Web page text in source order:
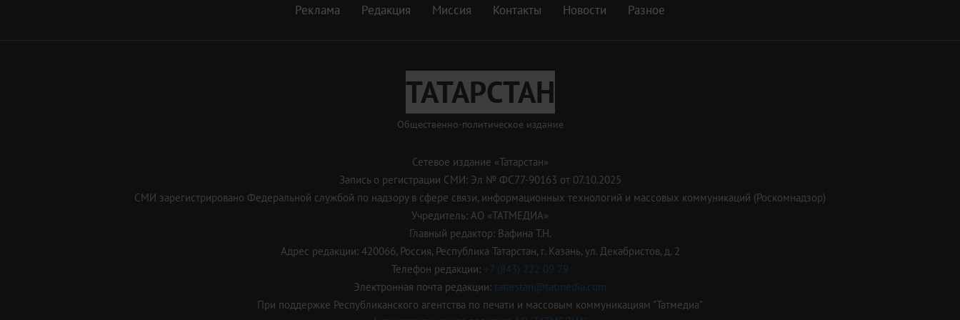
Реклама Редакция Миссия Контакты Новости Разное
ТАТАРСТАН
Общественно-политическое издание
Сетевое издание «Татарстан»
Запись о регистрации СМИ: Эл № ФС77-90163 от 07.10.2025
СМИ зарегистрировано Федеральной службой по надзору в сфере связи, информационных технологий и массовых коммуникаций (Роскомнадзор)
Учредитель: АО «ТАТМЕДИА»
Главный редактор: Вафина Т.Н.
Адрес редакции: 420066, Россия, Республика Татарстан, г. Казань, ул. Декабристов, д. 2
Телефон редакции: +7 (843) 222 09 79
Электронная почта редакции: tatarstan@tatmedia.com
При поддержке Республиканского агентства по печати и массовым коммуникациям "Татмедиа"